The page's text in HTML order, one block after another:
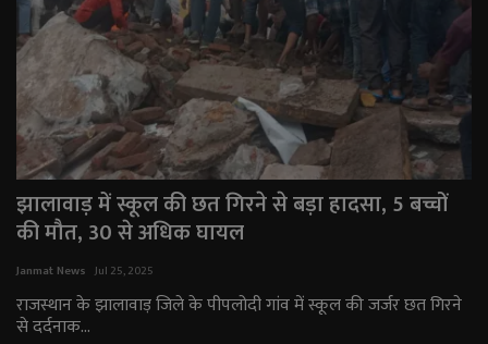
झालावाड़ में स्कूल की छत गिरने से बड़ा हादसा, 5 बच्चों
की मौत, 30 से अधिक घायल
Janmat News Jul 25, 2025
राजस्थान के झालावाड़ जिले के पीपलोदी गांव में स्कूल की जर्जर छत गिरने
से दर्दनाक...